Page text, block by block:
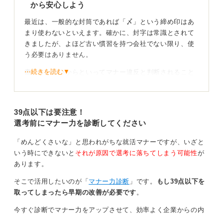
から安心しよう
最近は、一般的な封筒であれば「〆」という締め印はあ
まり使わないといえます。確かに、封字は常識とされて
きましたが、よほど古い慣習を持つ会社でない限り、使
う必要はありません。
書いていないからといってマナー違反と判断されること
現代的なマナーに従って大丈夫！
いる可能性があります。
書かなくても失礼にはあたりません。多くの新卒の学生
も「〆」を書かない人がほとんどです。
2
⋯続きを読む▼
39点以下は要注意！
選考前にマナー力を診断してください
「めんどくさいな」と思われがちな就活マナーですが、いざと
いう時にできないと それが原因で選考に落ちてしまう可能性が
あります。
そこで活用したいのが「マナー力診断 」です。
もし39点以下を
取ってしまったら早期の改善が必要です 。
今すぐ診断でマナー力をアップさせて、効率よく企業からの内